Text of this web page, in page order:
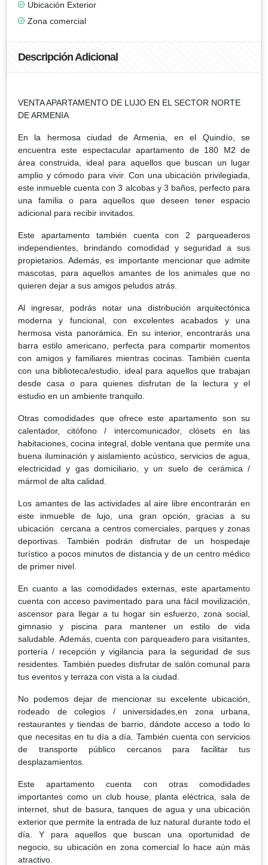
Ubicación Exterior
Zona comercial
Descripción Adicional
VENTA APARTAMENTO DE LUJO EN EL SECTOR NORTE
DE ARMENIA
En la hermosa ciudad de Armenia, en el Quindío, se
encuentra este espectacular apartamento de 180 M2 de
área construida, ideal para aquellos que buscan un lugar
amplio y cómodo para vivir. Con una ubicación privilegiada,
este inmueble cuenta con 3 alcobas y 3 baños, perfecto para
una familia o para aquellos que deseen tener espacio
adicional para recibir invitados.
Este apartamento también cuenta con 2 parqueaderos
independientes, brindando comodidad y seguridad a sus
propietarios. Además, es importante mencionar que admite
mascotas, para aquellos amantes de los animales que no
quieren dejar a sus amigos peludos atrás.
Al ingresar, podrás notar una distribución arquitectónica
moderna y funcional, con excelentes acabados y una
hermosa vista panorámica. En su interior, encontrarás una
barra estilo americano, perfecta para compartir momentos
con amigos y familiares mientras cocinas. También cuenta
con una biblioteca/estudio, ideal para aquellos que trabajan
desde casa o para quienes disfrutan de la lectura y el
estudio en un ambiente tranquilo.
Otras comodidades que ofrece este apartamento son su
calentador, citófono / intercomunicador, clósets en las
habitaciones, cocina integral, doble ventana que permite una
buena iluminación y aislamiento acústico, servicios de agua,
electricidad y gas domiciliario, y un suelo de cerámica /
mármol de alta calidad.
Los amantes de las actividades al aire libre encontrarán en
este inmueble de lujo, una gran opción, gracias a su
ubicación cercana a centros comerciales, parques y zonas
deportivas. También podrán disfrutar de un hospedaje
turístico a pocos minutos de distancia y de un centro médico
de primer nivel.
En cuanto a las comodidades externas, este apartamento
cuenta con acceso pavimentado para una fácil movilización,
ascensor para llegar a tu hogar sin esfuerzo, zona social,
gimnasio y piscina para mantener un estilo de vida
saludable. Además, cuenta con parqueadero para visitantes,
portería / recepción y vigilancia para la seguridad de sus
residentes. También puedes disfrutar de salón comunal para
tus eventos y terraza con vista a la ciudad.
No podemos dejar de mencionar su excelente ubicación,
rodeado de colegios / universidades,en zona urbana,
restaurantes y tiendas de barrio, dándote acceso a todo lo
que necesitas en tu día a día. También cuenta con servicios
de transporte público cercanos para facilitar tus
desplazamientos.
Este apartamento cuenta con otras comodidades
importantes como un club house, planta eléctrica, sala de
internet, shut de basura, tanques de agua y una ubicación
exterior que permite la entrada de luz natural durante todo el
día. Y para aquellos que buscan una oportunidad de
negocio, su ubicación en zona comercial lo hace aún más
atractivo.